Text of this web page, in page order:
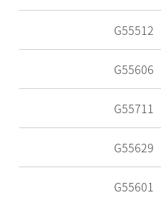
G55512
G55606
G55711
G55629
G55601